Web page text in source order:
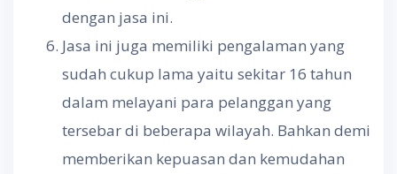
dengan jasa ini.
Jasa ini juga memiliki pengalaman yang
sudah cukup lama yaitu sekitar 16 tahun
dalam melayani para pelanggan yang
tersebar di beberapa wilayah. Bahkan demi
memberikan kepuasan dan kemudahan